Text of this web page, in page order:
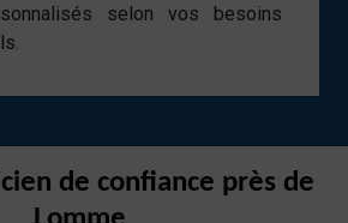
selon vos besoins
de confiance près de